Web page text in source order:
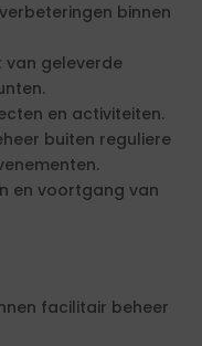
binnen
van geleverde
en activiteiten.
buiten reguliere
en voortgang van
facilitair beheer